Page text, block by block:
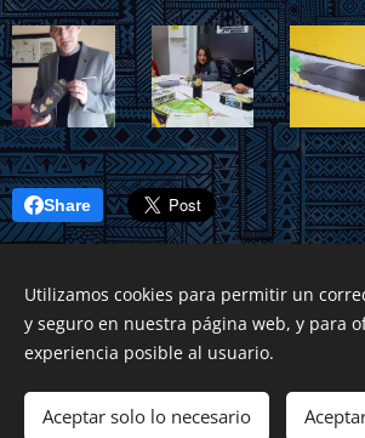
Share
© 2018casa germania* escuela de
hispano-alemana
Creado con Webnode
Utilizamos cookies para permitir un
y seguro en nuestra página web, y para
experiencia posible al usuario.
Aceptar solo lo necesario